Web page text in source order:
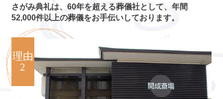
さがみ典礼は、60年を超える葬儀社として、年間
52,000件以上の葬儀をお手伝いしております。
理由
2